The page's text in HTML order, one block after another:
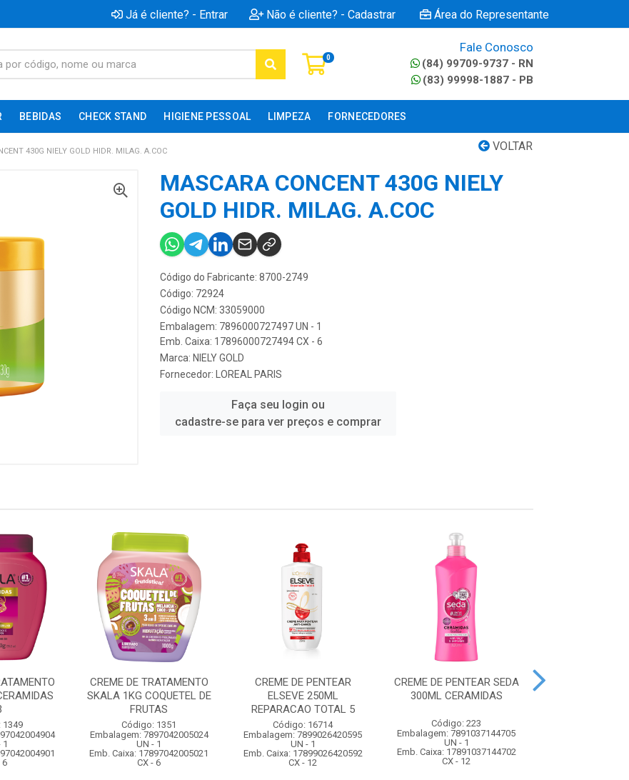
Já é cliente? - Entrar Não é cliente? - Cadastrar Área do Representante
0
Fale Conosco
(84) 99709-9737 - RN
(83) 99998-1887 - PB
BEBIDAS CHECK STAND HIGIENE PESSOAL LIMPEZA FORNECEDORES
VOLTAR
430G NIELY GOLD HIDR. MILAG. A.COC
MASCARA CONCENT 430G NIELY
GOLD HIDR. MILAG. A.COC
Código do Fabricante: 8700-2749
Código: 72924
Código NCM: 33059000
Embalagem: 7896000727497 UN - 1
Emb. Caixa: 17896000727494 CX - 6
Marca: NIELY GOLD
Fornecedor:
LOREAL PARIS
Faça seu login ou
cadastre-se para ver preços e comprar
1349
1
6
CREME DE TRATAMENTO
SKALA 1KG COQUETEL DE
FRUTAS
Código: 1351
Embalagem: 7897042005024
UN - 1
Emb. Caixa: 17897042005021
CX - 6
CREME DE PENTEAR
ELSEVE 250ML
REPARACAO TOTAL 5
Código: 16714
Embalagem: 7899026420595
UN - 1
Emb. Caixa: 17899026420592
CX - 12
CREME DE PENTEAR SEDA
300ML CERAMIDAS
Código: 223
Embalagem: 7891037144705
UN - 1
Emb. Caixa: 17891037144702
CX - 12